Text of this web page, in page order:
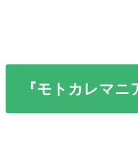
『モトカレマ